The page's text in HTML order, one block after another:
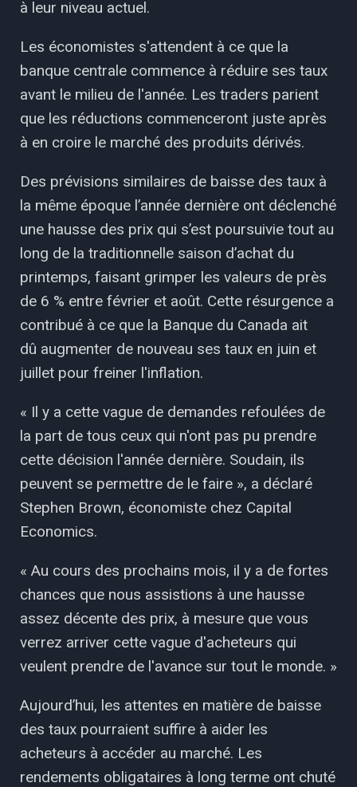
à leur niveau actuel.
Les économistes s'attendent à ce que la
banque centrale commence à réduire ses taux
avant le milieu de l'année. Les traders parient
que les réductions commenceront juste après
à en croire le marché des produits dérivés.
Des prévisions similaires de baisse des taux à
la même époque l’année dernière ont déclenché
une hausse des prix qui s’est poursuivie tout au
long de la traditionnelle saison d’achat du
printemps, faisant grimper les valeurs de près
de 6 % entre février et août. Cette résurgence a
contribué à ce que la Banque du Canada ait
dû augmenter de nouveau ses taux en juin et
juillet pour freiner l'inflation.
« Il y a cette vague de demandes refoulées de
la part de tous ceux qui n'ont pas pu prendre
cette décision l'année dernière. Soudain, ils
peuvent se permettre de le faire », a déclaré
Stephen Brown, économiste chez Capital
Economics.
« Au cours des prochains mois, il y a de fortes
chances que nous assistions à une hausse
assez décente des prix, à mesure que vous
verrez arriver cette vague d'acheteurs qui
veulent prendre de l'avance sur tout le monde. »
Aujourd’hui, les attentes en matière de baisse
des taux pourraient suffire à aider les
acheteurs à accéder au marché. Les
rendements obligataires à long terme ont chuté